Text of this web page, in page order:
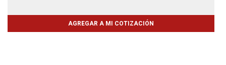
AGREGAR A MI COTIZACIÓN